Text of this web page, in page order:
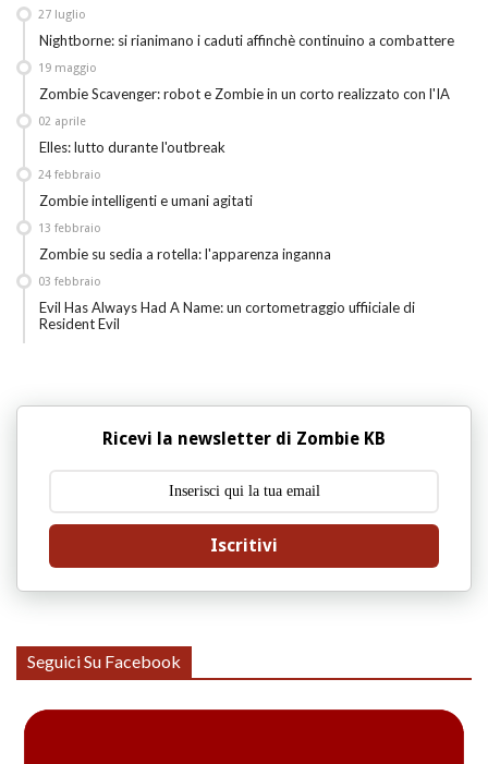
Nightborne: si rianimano i caduti affinchè continuino a combattere
27 luglio
Zombie Scavenger: robot e Zombie in un corto realizzato con l'IA
19 maggio
Elles: lutto durante l'outbreak
02 aprile
Zombie intelligenti e umani agitati
24 febbraio
Zombie su sedia a rotella: l'apparenza inganna
13 febbraio
Evil Has Always Had A Name: un cortometraggio uffiiciale di
Resident Evil
03 febbraio
Ricevi la newsletter di Zombie KB
Iscritivi
Seguici Su Facebook